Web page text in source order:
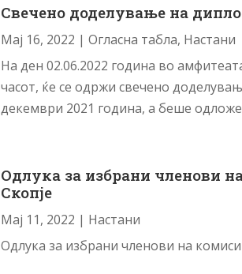
Свечено доделување на
Мај 16, 2022 |Огласна табла, Настани
На ден 02.06.2022 година во
часот, ќе се одржи свечено
декември 2021 година, а беше
Одлука за избрани членови
Скопје
Мај 11, 2022 | Настани
Одлука за избрани членови на